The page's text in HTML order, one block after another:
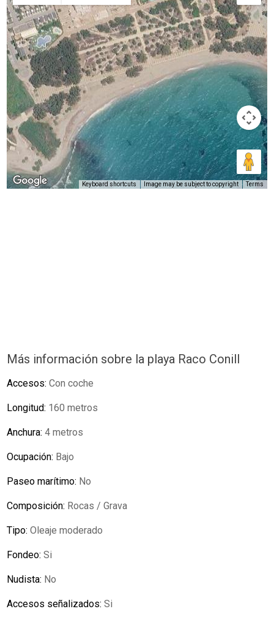
Keyboard shortcuts Image may be subject to copyright Terms
Más información sobre la playa Raco Conill
Accesos:Con coche
Longitud: 160 metros
Anchura:4 metros
Ocupación: Bajo
Paseo marítimo: No
Composición: Rocas / Grava
Tipo:Oleaje moderado
Fondeo:Si
Nudista: No
Accesos señalizados:Si